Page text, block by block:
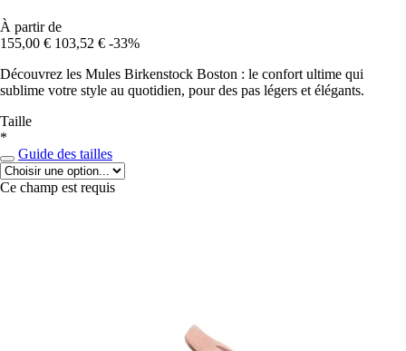
À partir de
155,00 € 103,52 € -33%
Découvrez les Mules Birkenstock Boston : le confort ultime qui
sublime votre style au quotidien, pour des pas légers et élégants.
Taille
*
Guide des tailles
Ce champ est requis